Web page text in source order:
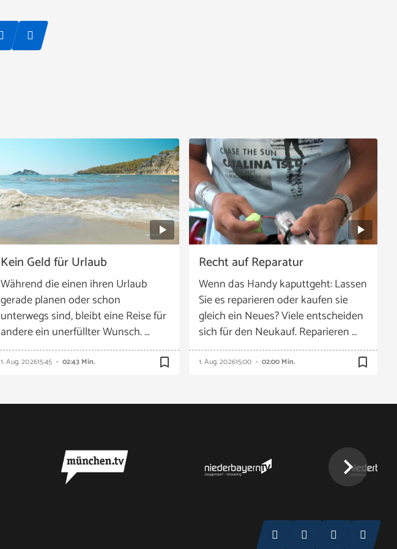
Kein Geld für Urlaub
Während die einen ihren Urlaub
gerade planen oder schon
unterwegs sind, bleibt eine Reise für
andere ein unerfüllter Wunsch. …
1. Aug. 202615:45 02:43 Min. bookmark_border
Recht auf Reparatur
Wenn das Handy kaputtgeht: Lassen
Sie es reparieren oder kaufen sie
gleich ein Neues? Viele entscheiden
sich für den Neukauf. Reparieren …
1. Aug. 202615:00 02:00 Min. bookmark_border
chevron_right